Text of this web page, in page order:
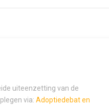
uiteenzetting van de
via: Adoptiedebat en